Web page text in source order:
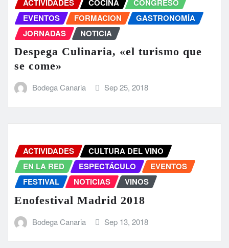
ACTIVIDADES COCINA
CONGRESO
EVENTOS
FORMACION
GASTRONOMÍA
JORNADAS
NOTICIA
Despega Culinaria, «el turismo que
se come»
Bodega Canaria Sep 25, 2018
ACTIVIDADES
CULTURA DEL VINO
EN LA RED
ESPECTÁCULO
EVENTOS
FESTIVAL
NOTICIAS VINOS
Enofestival Madrid 2018
Bodega Canaria Sep 13, 2018